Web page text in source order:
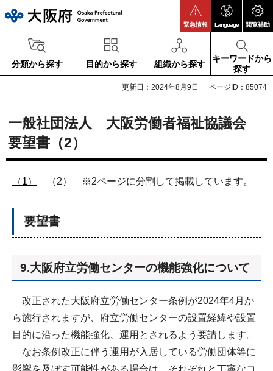
緊急情報 Language 閲覧補助
分類から探す 目的から探す 組織から探す
キーワードから
探す
更新日：2024年8月9日 ページID：85074
一般社団法人 大阪労働者福祉協議会
要望書（2）
（1） （2） ※2ページに分割して掲載しています。
要望書
9.大阪府立労働センターの機能強化について
改正された大阪府立労働センター条例が2024年4月か
ら施行されますが、府立労働センターの設置経緯や設置
目的に沿った機能強化、運用とされるよう要請します。
なお条例改正に伴う運用が入居している労働団体等に
影響を及ぼす可能性がある場合は、それぞれと丁寧なコ